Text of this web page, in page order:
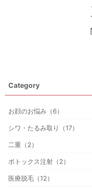
Category
お顔のお悩み（6）
シワ・たるみ取り（17）
二重（2）
ボトックス注射（2）
医療脱毛（12）